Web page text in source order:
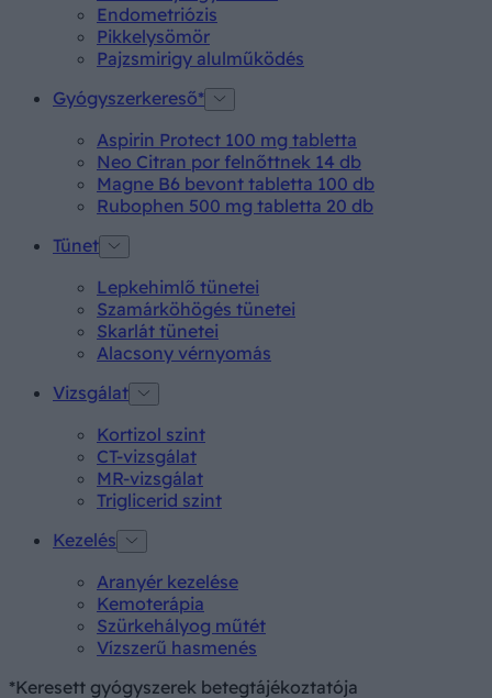
Endometriózis
Pikkelysömör
Pajzsmirigy alulműködés
Gyógyszerkereső*
Aspirin Protect 100 mg tabletta
Neo Citran por felnőttnek 14 db
Magne B6 bevont tabletta 100 db
Rubophen 500 mg tabletta 20 db
Tünet
Lepkehimlő tünetei
Szamárköhögés tünetei
Skarlát tünetei
Alacsony vérnyomás
Vizsgálat
Kortizol szint
CT-vizsgálat
MR-vizsgálat
Triglicerid szint
Kezelés
Aranyér kezelése
Kemoterápia
Szürkehályog műtét
Vízszerű hasmenés
*Keresett gyógyszerek betegtájékoztatója